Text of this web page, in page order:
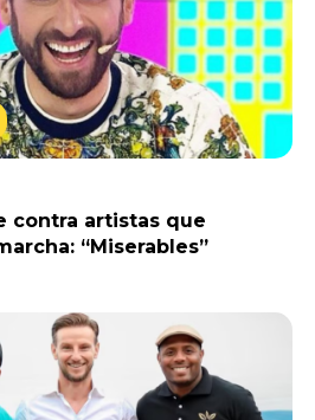
contra artistas que
“Miserables”